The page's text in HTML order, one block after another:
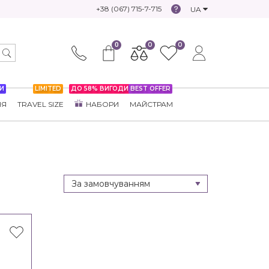
+38 (067) 715-7-715 UA
0 0 0
LIMITED
TRAVEL SIZE
ДО 58% ВИГОДИ
НАБОРИ
BEST OFFER
МАЙСТРАМ